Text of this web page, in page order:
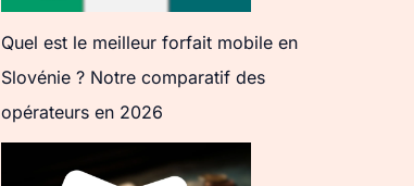
Quel est le meilleur forfait mobile en
Slovénie ? Notre comparatif des
opérateurs en 2026